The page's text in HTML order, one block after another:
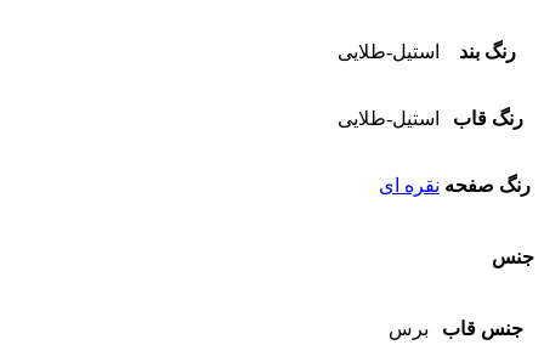
رنگ بند استیل-طلایی
رنگ قاب استیل-طلایی
رنگ صفحه نقره ای
جنس
جنس قاب برس